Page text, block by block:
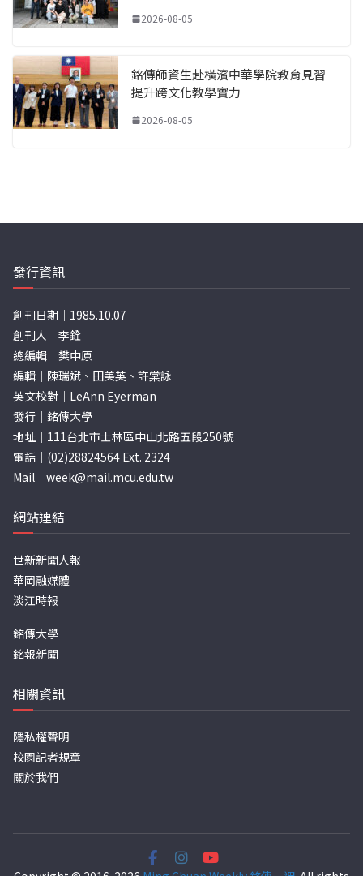
2026-08-05
銘傳師資生赴橫濱中華學院教育見習
提升跨文化教學實力
2026-08-05
發行資訊
創刊日期｜1985.10.07
創刊人｜李銓
總編輯｜樊中原
編輯｜陳瑞斌、田美英、許棠詠
英文校對｜LeAnn Eyerman
發行｜銘傳大學
地址｜111台北市士林區中山北路五段250號
電話｜(02)28824564 Ext. 2324
Mail｜ week@mail.mcu.edu.tw
網站連結
世新新聞人報
華岡融媒體
淡江時報
銘傳大學
銘報新聞
相關資訊
隱私權聲明
校園記者規章
關於我們